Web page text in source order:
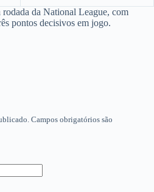
da National League, com
pontos decisivos em jogo.
Campos obrigatórios são